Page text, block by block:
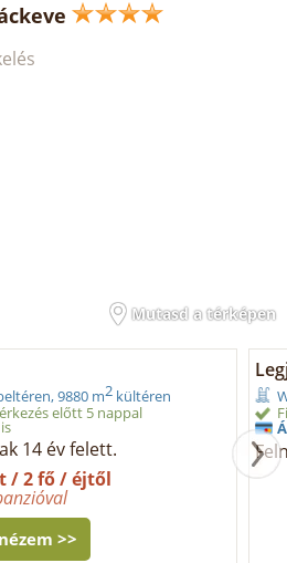
Mutasd a térképen
9880 m2 kültéren
előtt 5 nappal
14 év felett.
/ 2 fő / éjtől
>>